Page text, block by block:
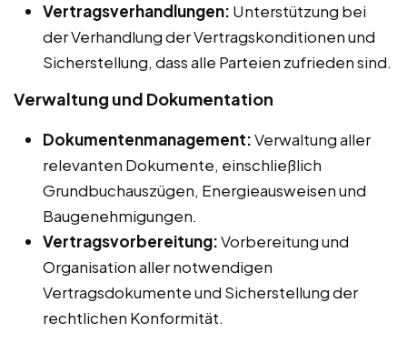
Vertragsverhandlungen: Unterstützung bei
der Verhandlung der Vertragskonditionen und
Sicherstellung, dass alle Parteien zufrieden sind.
Verwaltung und Dokumentation
Dokumentenmanagement:Verwaltung aller
relevanten Dokumente, einschließlich
Grundbuchauszügen, Energieausweisen und
Baugenehmigungen.
Vertragsvorbereitung:Vorbereitung und
Organisation aller notwendigen
Vertragsdokumente und Sicherstellung der
rechtlichen Konformität.